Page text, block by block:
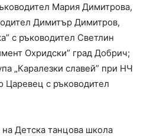
Мария Димитрова,
Димитър Димитров,
с ръководител Светлин
Охридски” град Добрич;
„Каралезки славей” при НЧ
Царевец с ръководител
Детска танцова школа